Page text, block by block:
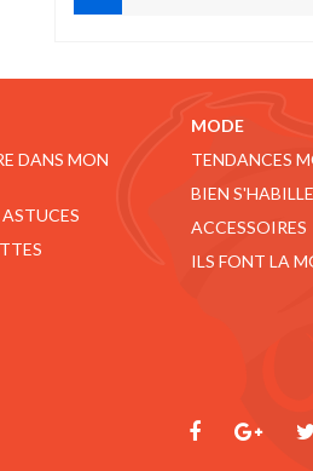
DANS MON
MODE
TENDANCES
BIEN
ACCESSOIRES
ILS FONT LA